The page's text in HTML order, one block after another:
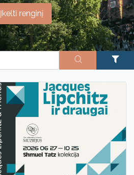
Įkelti renginį